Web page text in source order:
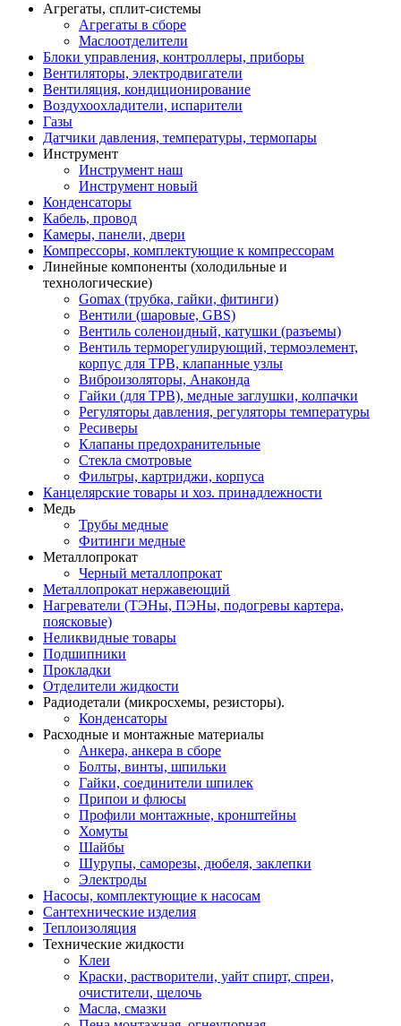
Агрегаты, сплит-системы
Агрегаты в сборе
Маслоотделители
Блоки управления, контроллеры, приборы
Вентиляторы, электродвигатели
Вентиляция, кондиционирование
Воздухоохладители, испарители
Газы
Датчики давления, температуры, термопары
Инструмент
Инструмент наш
Инструмент новый
Конденсаторы
Кабель, провод
Камеры, панели, двери
Компрессоры, комплектующие к компрессорам
Линейные компоненты (холодильные и
технологические)
Gomax (трубка, гайки, фитинги)
Вентили (шаровые, GBS)
Вентиль соленоидный, катушки (разъемы)
Вентиль терморегулирующий, термоэлемент,
корпус для ТРВ, клапанные узлы
Виброизоляторы, Анаконда
Гайки (для ТРВ), медные заглушки, колпачки
Регуляторы давления, регуляторы температуры
Ресиверы
Клапаны предохранительные
Стекла смотровые
Фильтры, картриджи, корпуса
Канцелярские товары и хоз. принадлежности
Медь
Трубы медные
Фитинги медные
Металлопрокат
Черный металлопрокат
Металлопрокат нержавеющий
Нагреватели (ТЭНы, ПЭНы, подогревы картера,
поясковые)
Неликвидные товары
Подшипники
Прокладки
Отделители жидкости
Радиодетали (микросхемы, резисторы).
Конденсаторы
Расходные и монтажные материалы
Анкера, анкера в сборе
Болты, винты, шпильки
Гайки, соединители шпилек
Припои и флюсы
Профили монтажные, кронштейны
Хомуты
Шайбы
Шурупы, саморезы, дюбеля, заклепки
Электроды
Насосы, комплектующие к насосам
Сантехнические изделия
Теплоизоляция
Технические жидкости
Клеи
Краски, растворители, уайт спирт, спреи,
очистители, щелочь
Масла, смазки